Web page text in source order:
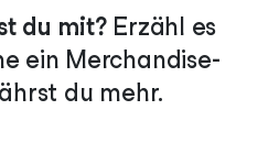
du mit?Erzähl es
ein Merchandise-
du mehr.